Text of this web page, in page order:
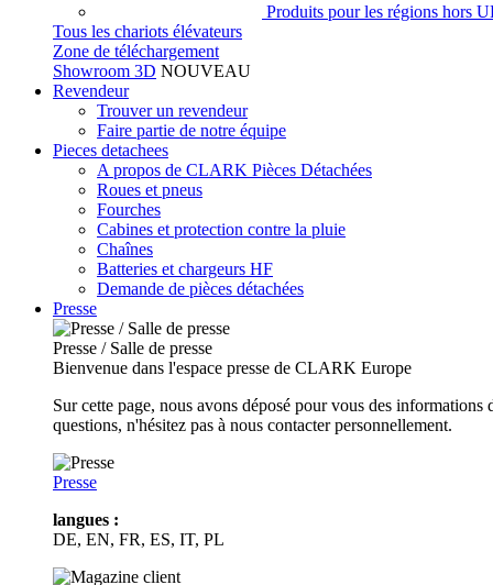
Produits pour les régions hors
Tous les chariots élévateurs
Zone de téléchargement
Showroom 3D NOUVEAU
Revendeur
Trouver un revendeur
Faire partie de notre équipe
Pieces detachees
A propos de CLARK Pièces Détachées
Roues et pneus
Fourches
Cabines et protection contre la pluie
Chaînes
Batteries et chargeurs HF
Demande de pièces détachées
Presse
Presse / Salle de presse
Bienvenue dans l'espace presse de CLARK Europe
Sur cette page, nous avons déposé pour vous des
questions, n'hésitez pas à nous contacter personnellement.
Presse
langues :
DE, EN, FR, ES, IT, PL